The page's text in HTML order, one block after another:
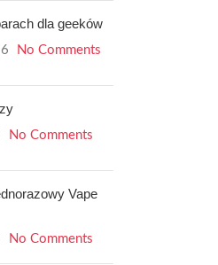
dla geeków
No Comments
No Comments
Vape
No Comments